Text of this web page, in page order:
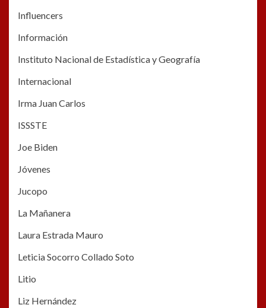
Influencers
Información
Instituto Nacional de Estadística y Geografía
Internacional
Irma Juan Carlos
ISSSTE
Joe Biden
Jóvenes
Jucopo
La Mañanera
Laura Estrada Mauro
Leticia Socorro Collado Soto
Litio
Liz Hernández